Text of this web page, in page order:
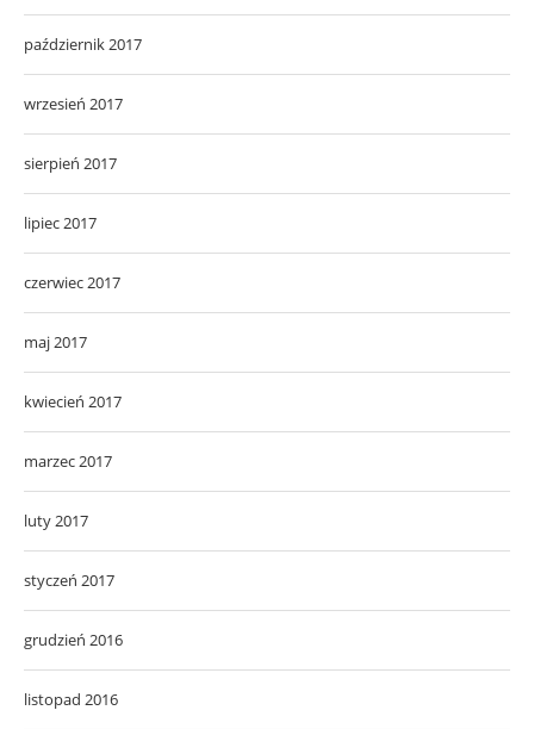
październik 2017
wrzesień 2017
sierpień 2017
lipiec 2017
czerwiec 2017
maj 2017
kwiecień 2017
marzec 2017
luty 2017
styczeń 2017
grudzień 2016
listopad 2016